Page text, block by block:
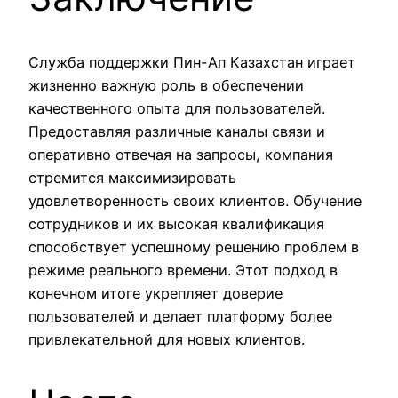
Служба поддержки Пин-Ап Казахстан играет
жизненно важную роль в обеспечении
качественного опыта для пользователей.
Предоставляя различные каналы связи и
оперативно отвечая на запросы, компания
стремится максимизировать
удовлетворенность своих клиентов. Обучение
сотрудников и их высокая квалификация
способствует успешному решению проблем в
режиме реального времени. Этот подход в
конечном итоге укрепляет доверие
пользователей и делает платформу более
привлекательной для новых клиентов.